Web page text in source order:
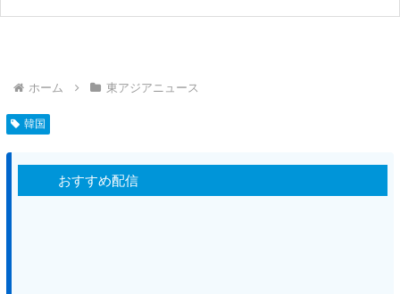
ホーム 東アジアニュース
韓国
おすすめ配信